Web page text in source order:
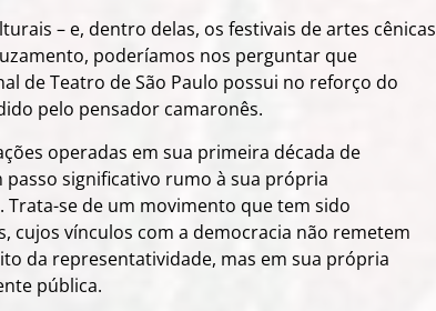
– e, dentro delas, os festivais de artes cênicas
poderíamos nos perguntar que
de Teatro de São Paulo possui no reforço do
pelo pensador camaronês.
operadas em sua primeira década de
passo significativo rumo à sua própria
se de um movimento que tem sido
vínculos com a democracia não remetem
da representatividade, mas em sua própria
pública.